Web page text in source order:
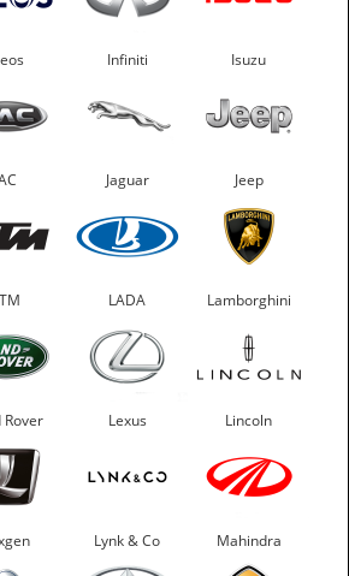
Infiniti Isuzu
Jaguar Jeep
LADA Lamborghini
Rover Lexus Lincoln
Lynk & Co Mahindra